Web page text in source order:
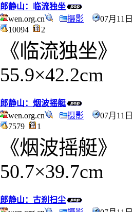
郎静山：临流独坐
wen.org.cn
摄影
07月11
10094
2
《临流独坐》
55.9×42.2cm
郎静山：烟波摇艇
wen.org.cn
摄影
07月11
7579
1
《烟波摇艇》
50.7×39.7cm
郎静山：古刹扫尘